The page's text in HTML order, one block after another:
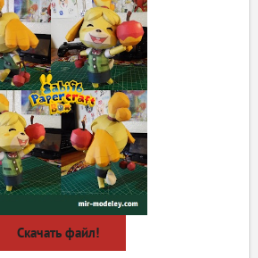
Скачать файл!